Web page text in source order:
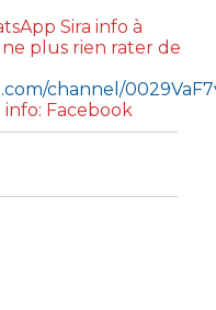
Sira info à
plus rien rater de
channel/
Facebook